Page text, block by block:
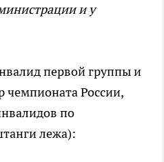
и у
первой группы и
чемпионата России,
по
лежа):